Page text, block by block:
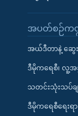
အပတ်စဉ်ကဏ္
အယ်ဒီတာနဲ့ ဆွေး
ဒီမိုကရေစီ၊ လူ့အ
သတင်းသုံးသပ်ခ
ဒီမိုကရေစီရေးရာ